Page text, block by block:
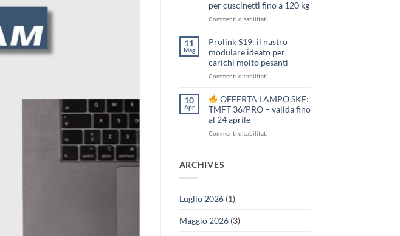
Chiusura
1
per cuscinetti fino a 120 kg
Commenti disabilitatisu
Offerta
lampo
SKF:
riscaldatore
a
per
cuscinetti
120
11
Mag
Prolink S19: il nastro
modulare ideato per
carichi molto pesanti
Commenti disabilitatisu
S19:
il
nastro
ideato
10
Apr
OFFERTA LAMPO SKF:
TMFT 36/PRO – valida fino
al 24 aprile
Commenti disabilitatisu
ARCHIVES
Luglio 2026(1)
Maggio 2026(3)